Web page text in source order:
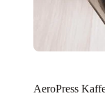
AeroPress